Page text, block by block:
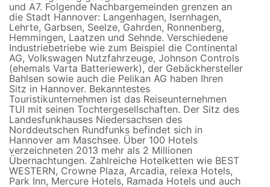
und A7. Folgende Nachbargemeinden grenzen an
die Stadt Hannover: Langenhagen, Isernhagen,
Lehrte, Garbsen, Seelze, Gahrden, Ronnenberg,
Hemmingen, Laatzen und Sehnde. Verschiedene
Industriebetriebe wie zum Beispiel die Continental
AG, Volkswagen Nutzfahrzeuge, Johnson Controls
(ehemals Varta Batteriewerk), der Gebäckhersteller
Bahlsen sowie auch die Pelikan AG haben Ihren
Sitz in Hannover. Bekanntestes
Touristikunternehmen ist das Reiseunternehmen
TUI mit seinen Tochtergesellschaften. Der Sitz des
Landesfunkhauses Niedersachsen des
Norddeutschen Rundfunks befindet sich in
Hannover am Maschsee. Über 100 Hotels
verzeichneten 2013 mehr als 2 Millionen
Übernachtungen. Zahlreiche Hotelketten wie BEST
WESTERN, Crowne Plaza, Arcadia, relexa Hotels,
Park Inn, Mercure Hotels, Ramada Hotels und auch